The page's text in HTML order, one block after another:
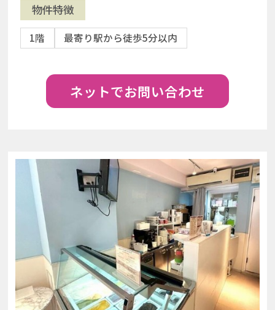
物件特徴
1階 最寄り駅から徒歩5分以内
ネットでお問い合わせ